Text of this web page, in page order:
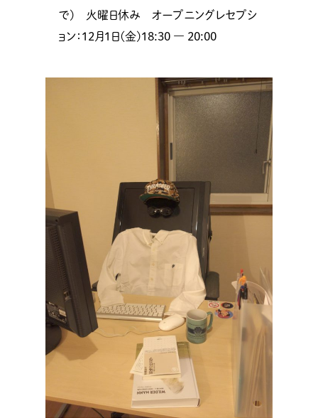
で) 火曜日休み オープニングレセプシ
ョン：12月1日(金)18:30 ― 20:00